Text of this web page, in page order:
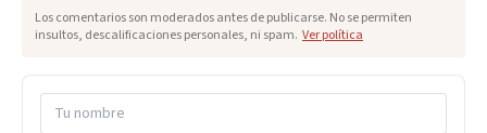
Los comentarios son moderados antes de publicarse. No se permiten
insultos, descalificaciones personales, ni spam. Ver política